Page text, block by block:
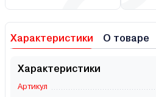
Характеристики О товаре
Характеристики
Артикул